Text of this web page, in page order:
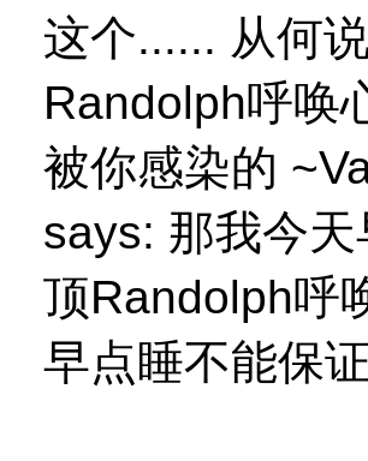
这个...... 从何
Randolph呼唤
被你感染的
says: 那我今
顶Randolph呼
早点睡不能保